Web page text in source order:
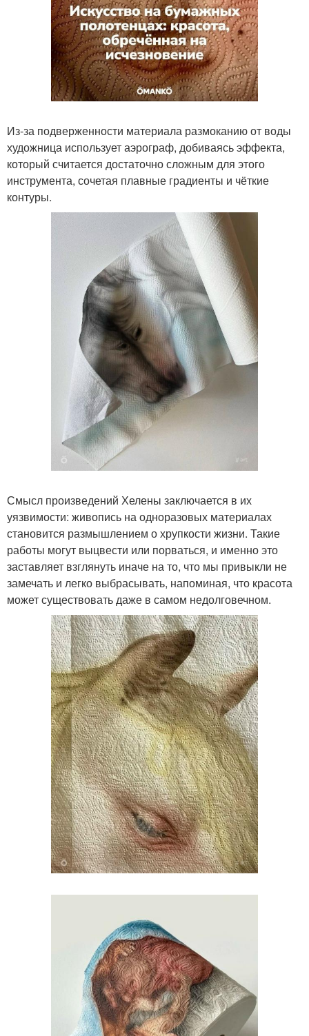
Из-за подверженности материала размоканию от воды
художница использует аэрограф, добиваясь эффекта,
который считается достаточно сложным для этого
инструмента, сочетая плавные градиенты и чёткие
контуры.
Смысл произведений Хелены заключается в их
уязвимости: живопись на одноразовых материалах
становится размышлением о хрупкости жизни. Такие
работы могут выцвести или порваться, и именно это
заставляет взглянуть иначе на то, что мы привыкли не
замечать и легко выбрасывать, напоминая, что красота
может существовать даже в самом недолговечном.